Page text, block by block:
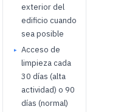
exterior del
edificio cuando
sea posible
Acceso de
limpieza cada
30 días (alta
actividad) o 90
días (normal)